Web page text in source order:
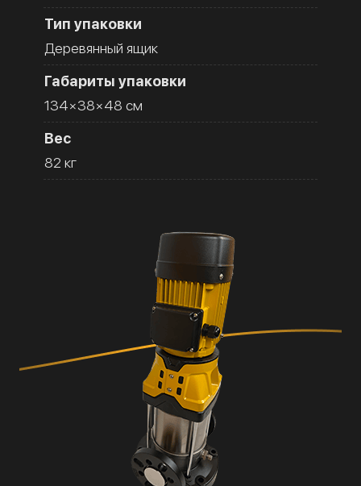
Тип упаковки
Деревянный ящик
Габариты упаковки
134×38×48 см
Вес
82 кг